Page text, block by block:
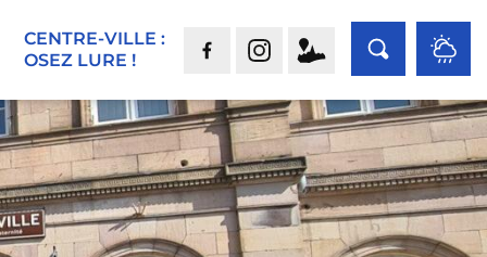
CENTRE-VILLE :
OSEZ LURE !